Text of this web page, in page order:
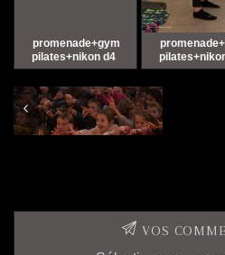
promenade+gym
pilates+nikon d4
Goûter de Noël
VOS